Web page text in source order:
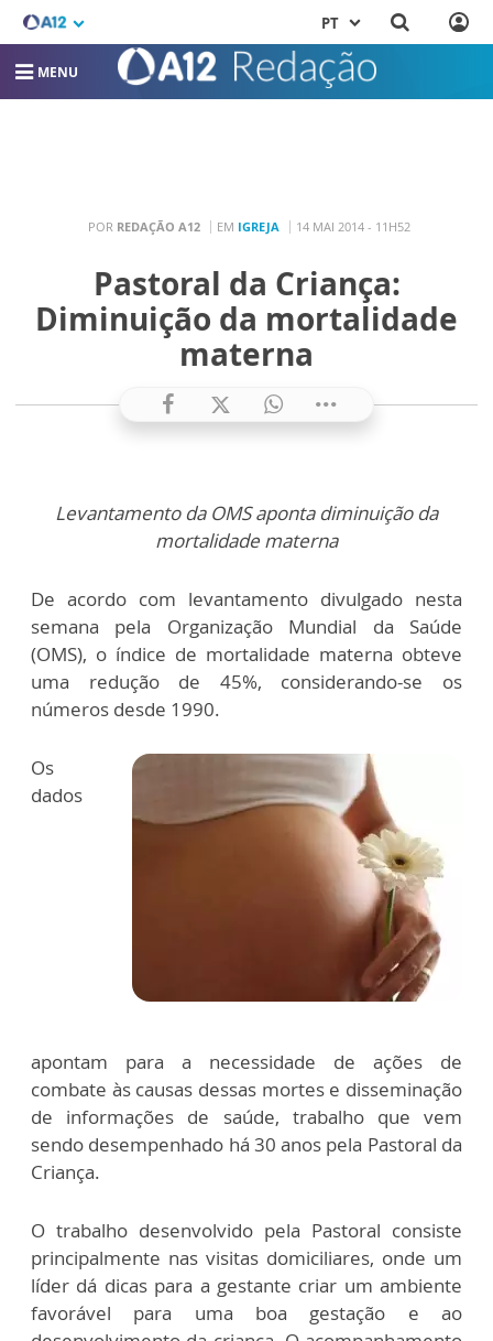
PT
MENU
POR REDAÇÃO A12 EM IGREJA 14 MAI 2014 - 11H52
Pastoral da Criança:
Diminuição da mortalidade
materna
Levantamento da OMS aponta diminuição da
mortalidade materna
De acordo com levantamento divulgado nesta
semana pela Organização Mundial da Saúde
(OMS), o índice de mortalidade materna obteve
uma redução de 45%, considerando-se os
números desde 1990.
Os
dados
apontam para a necessidade de ações de
combate às causas dessas mortes e disseminação
de informações de saúde, trabalho que vem
sendo desempenhado há 30 anos pela Pastoral da
Criança.
O trabalho desenvolvido pela Pastoral consiste
principalmente nas visitas domiciliares, onde um
líder dá dicas para a gestante criar um ambiente
favorável para uma boa gestação e ao